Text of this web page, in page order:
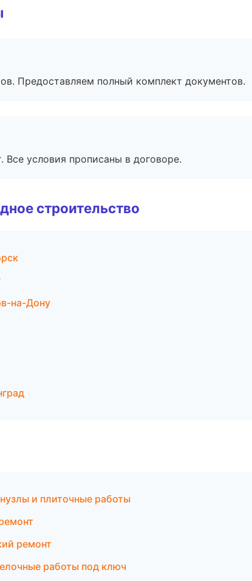
Предоставляем полный комплект документов.
условия прописаны в договоре.
строительство
на-Дону
и плиточные работы
ремонт
работы под ключ